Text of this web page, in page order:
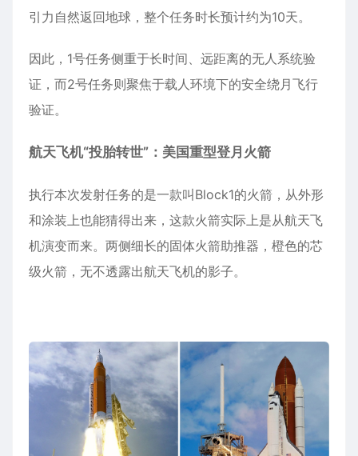
引力自然返回地球，整个任务时长预计约为10天。
因此，1号任务侧重于长时间、远距离的无人系统验
证，而2号任务则聚焦于载人环境下的安全绕月飞行
验证。
航天飞机“投胎转世”：美国重型登月火箭
执行本次发射任务的是一款叫Block1的火箭，从外形
和涂装上也能猜得出来，这款火箭实际上是从航天飞
机演变而来。两侧细长的固体火箭助推器，橙色的芯
级火箭，无不透露出航天飞机的影子。